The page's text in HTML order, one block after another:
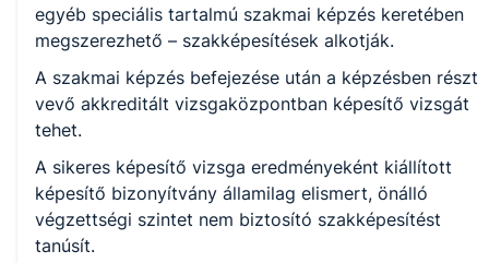
egyéb speciális tartalmú szakmai képzés keretében
megszerezhető – szakképesítések alkotják.
A szakmai képzés befejezése után a képzésben részt
vevő akkreditált vizsgaközpontban képesítő vizsgát
tehet.
A sikeres képesítő vizsga eredményeként kiállított
képesítő bizonyítvány államilag elismert, önálló
végzettségi szintet nem biztosító szakképesítést
tanúsít.